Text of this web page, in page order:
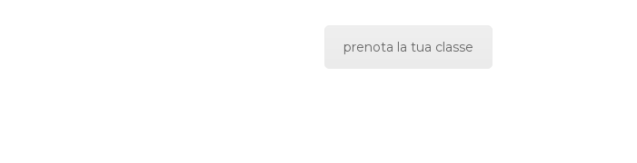
prenota la tua classe